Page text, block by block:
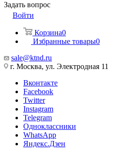
Задать вопрос
Войти
Корзина0
Избранные товары0
sale@ktnd.ru
г. Москва, ул. Электродная 11
Вконтакте
Facebook
Twitter
Instagram
Telegram
Одноклассники
WhatsApp
Яндекс.Дзен